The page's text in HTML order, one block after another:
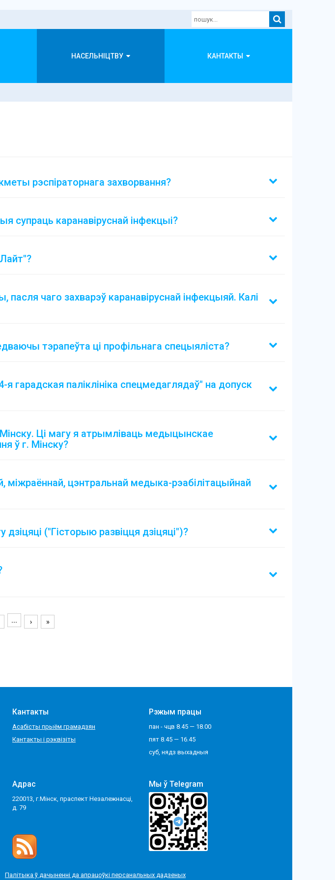
НАСЕЛЬНІЦТВУ КАНТАКТЫ
рэспіраторнага захворвання?
супраць каранавіруснай інфекцыі?
чаго захварэў каранавіруснай інфекцыяй. Калі
тэрапеўта ці профільнага спецыяліста?
гарадская паліклініка спецмедаглядаў" на допуск
Ці магу я атрымліваць медыцынскае
ў г. Мінску?
міжраённай, цэнтральнай медыка-рэабілітацыйнай
("Гісторыю развіцця дзіцяці")?
... › »
Кантакты
Асабісты прыём грамадзян
Кантакты і рэквізіты
Рэжым працы
пан - чцв 8.45 — 18.00
пят 8.45 — 16.45
суб, нядз выхадныя
Адрас
220013, г.Мінск, праспект Незалежнасці,
д. 79
Мы ў Telegram
Палітыка ў дачыненні да апрацоўкі персанальных дадзеных